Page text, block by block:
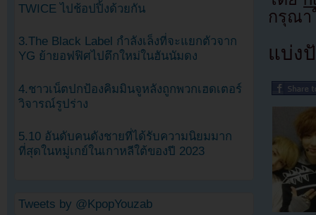
กรุณา
แบ่ง
TWICE ไปช้อปปิ้งด้วยกัน
3.The Black Label กำลังเล็งที่จะแยกตัวจาก
YG ย้ายอฟฟิศไปตึกใหม่ในฮันนัมดง
4.ชาวเน็ตปกป้องคิมมินจูหลังถูกพวกเฮดเตอร์
วิจารณ์รูปร่าง
5.10 อันดับคนดังชายที่ได้รับความนิยมมาก
ที่สุดในหมู่เกย์ในเกาหลีใต้ของปี 2023
Tweets by @KpopYouzab